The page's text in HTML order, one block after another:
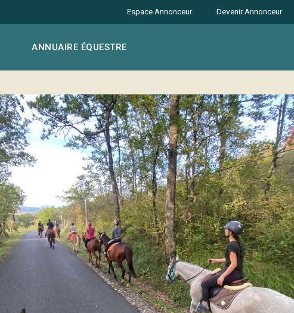
ANNUAIRE ÉQUESTRE
Espace Annonceur Devenir Annonceur